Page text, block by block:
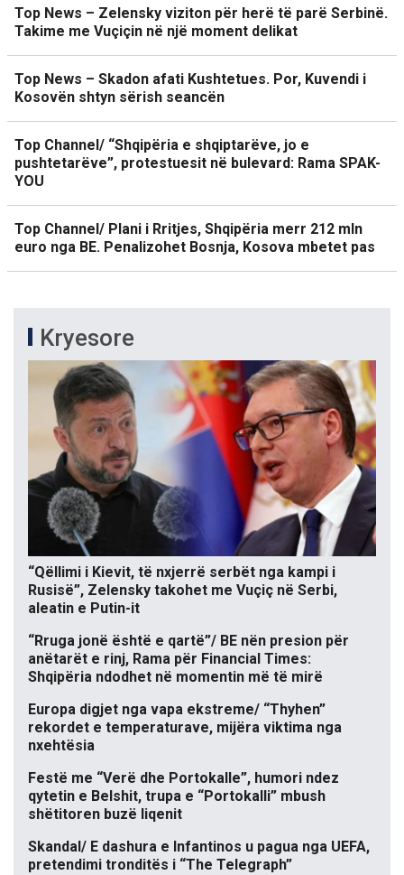
Top News – Zelensky viziton për herë të parë Serbinë.
Takime me Vuçiçin në një moment delikat
Top News – Skadon afati Kushtetues. Por, Kuvendi i
Kosovën shtyn sërish seancën
Top Channel/ “Shqipëria e shqiptarëve, jo e
pushtetarëve”, protestuesit në bulevard: Rama SPAK-
YOU
Top Channel/ Plani i Rritjes, Shqipëria merr 212 mln
euro nga BE. Penalizohet Bosnja, Kosova mbetet pas
Kryesore
“Qëllimi i Kievit, të nxjerrë serbët nga kampi i
Rusisë”, Zelensky takohet me Vuçiç në Serbi,
aleatin e Putin-it
“Rruga jonë është e qartë”/ BE nën presion për
anëtarët e rinj, Rama për Financial Times:
Shqipëria ndodhet në momentin më të mirë
Europa digjet nga vapa ekstreme/ “Thyhen”
rekordet e temperaturave, mijëra viktima nga
nxehtësia
Festë me “Verë dhe Portokalle”, humori ndez
qytetin e Belshit, trupa e “Portokalli” mbush
shëtitoren buzë liqenit
Skandal/ E dashura e Infantinos u pagua nga UEFA,
pretendimi tronditës i “The Telegraph”